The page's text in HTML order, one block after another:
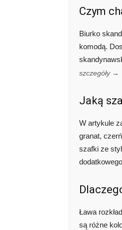
Czym
Biurko
komodą.
szczegóły →
Jaką
W artykule
granat,
szafki ze
Ława
są różne